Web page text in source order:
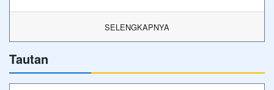
SELENGKAPNYA
Tautan